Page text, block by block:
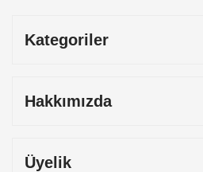
Kategoriler
Hakkımızda
Üyelik